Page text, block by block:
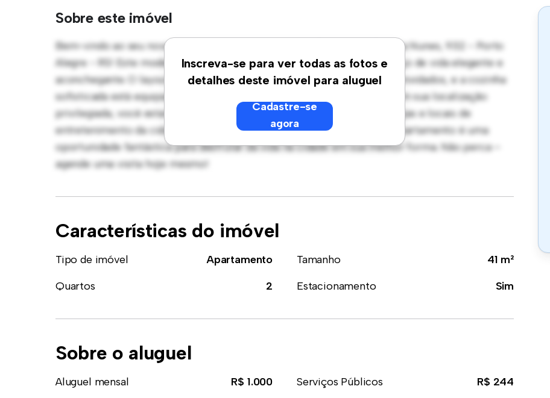
Sobre este imóvel
Inscreva-se para ver todas as fotos e
detalhes deste imóvel para aluguel
Cadastre-se
agora
Bem-vindo ao seu novo refúgio urbano em Hípica, -, Rua Sabino Pereira Nunes, 932 - Porto
Alegre - RS! Este moderno apartamento de 2 quartos oferece um espaço de vida elegante e
aconchegante. O layout em conceito aberto é perfeito para receber convidados, e a cozinha
sofisticada está equipada com eletrodomésticos de última geração. Com sua localização
privilegiada, você estará a poucos passos dos melhores restaurantes, lojas e locais de
entretenimento da cidade. Com um preço acessível de R$ 1.000, este apartamento é uma
oportunidade fantástica para desfrutar da vida na cidade em sua melhor forma. Não perca –
agende uma visita hoje mesmo!
Características do imóvel
Tipo de imóvel Apartamento Tamanho
41 m²
Quartos
2 Estacionamento Sim
Sobre o aluguel
Aluguel mensal R$ 1.000 Serviços Públicos
R$ 244